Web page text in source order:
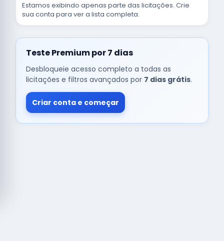
Estamos exibindo apenas parte das licitações. Crie
sua conta para ver a lista completa.
Teste Premium por 7 dias
Desbloqueie acesso completo a todas as
licitações e filtros avançados por 7 dias grátis.
Criar conta e começar